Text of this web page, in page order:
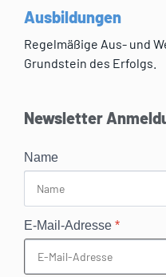
Ausbildungen
Regelmäßige Aus- und
Grundstein des Erfolgs.
Newsletter
Name
E-Mail-Adresse *